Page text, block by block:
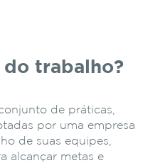
do trabalho?
de práticas,
por uma empresa
de suas equipes,
alcançar metas e